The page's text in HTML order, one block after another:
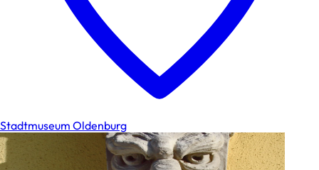
Stadtmuseum Oldenburg